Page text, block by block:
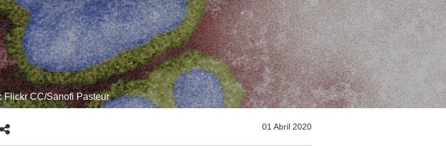
Flickr CC/Sanofi Pasteur
01 Abril 2020